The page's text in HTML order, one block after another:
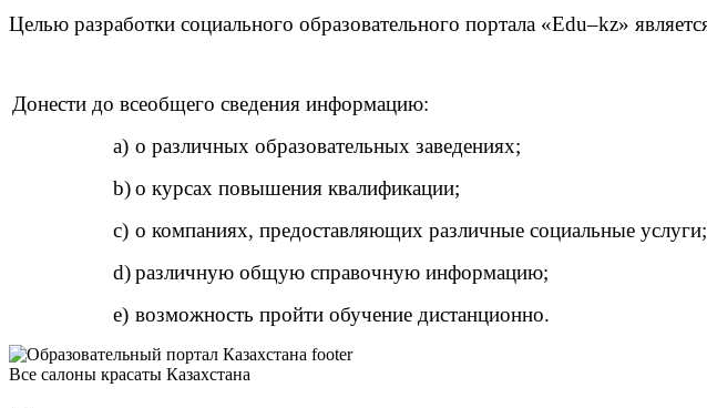
Целью разработки социального образовательного портала «Edu–kz»
Донести до всеобщего сведения информацию:
a) о различных образовательных заведениях;
b)о курсах повышения квалификации;
c) о компаниях, предоставляющих различные социальные услуги;
d)различную общую справочную информацию;
e) возможность пройти обучение дистанционно.
Все салоны красаты Казахстана